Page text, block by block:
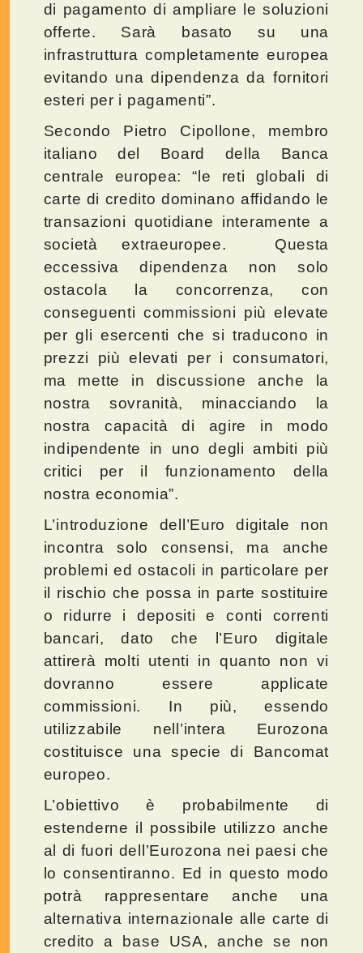
di pagamento di ampliare le soluzioni
offerte. Sarà basato su una
infrastruttura completamente europea
evitando una dipendenza da fornitori
esteri per i pagamenti”.
Secondo Pietro Cipollone, membro
italiano del Board della Banca
centrale europea: “le reti globali di
carte di credito dominano affidando le
transazioni quotidiane interamente a
società extraeuropee. Questa
eccessiva dipendenza non solo
ostacola la concorrenza, con
conseguenti commissioni più elevate
per gli esercenti che si traducono in
prezzi più elevati per i consumatori,
ma mette in discussione anche la
nostra sovranità, minacciando la
nostra capacità di agire in modo
indipendente in uno degli ambiti più
critici per il funzionamento della
nostra economia”.
L’introduzione dell’Euro digitale non
incontra solo consensi, ma anche
problemi ed ostacoli in particolare per
il rischio che possa in parte sostituire
o ridurre i depositi e conti correnti
bancari, dato che l’Euro digitale
attirerà molti utenti in quanto non vi
dovranno essere applicate
commissioni. In più, essendo
utilizzabile nell’intera Eurozona
costituisce una specie di Bancomat
europeo.
L’obiettivo è probabilmente di
estenderne il possibile utilizzo anche
al di fuori dell’Eurozona nei paesi che
lo consentiranno. Ed in questo modo
potrà rappresentare anche una
alternativa internazionale alle carte di
credito a base USA, anche se non